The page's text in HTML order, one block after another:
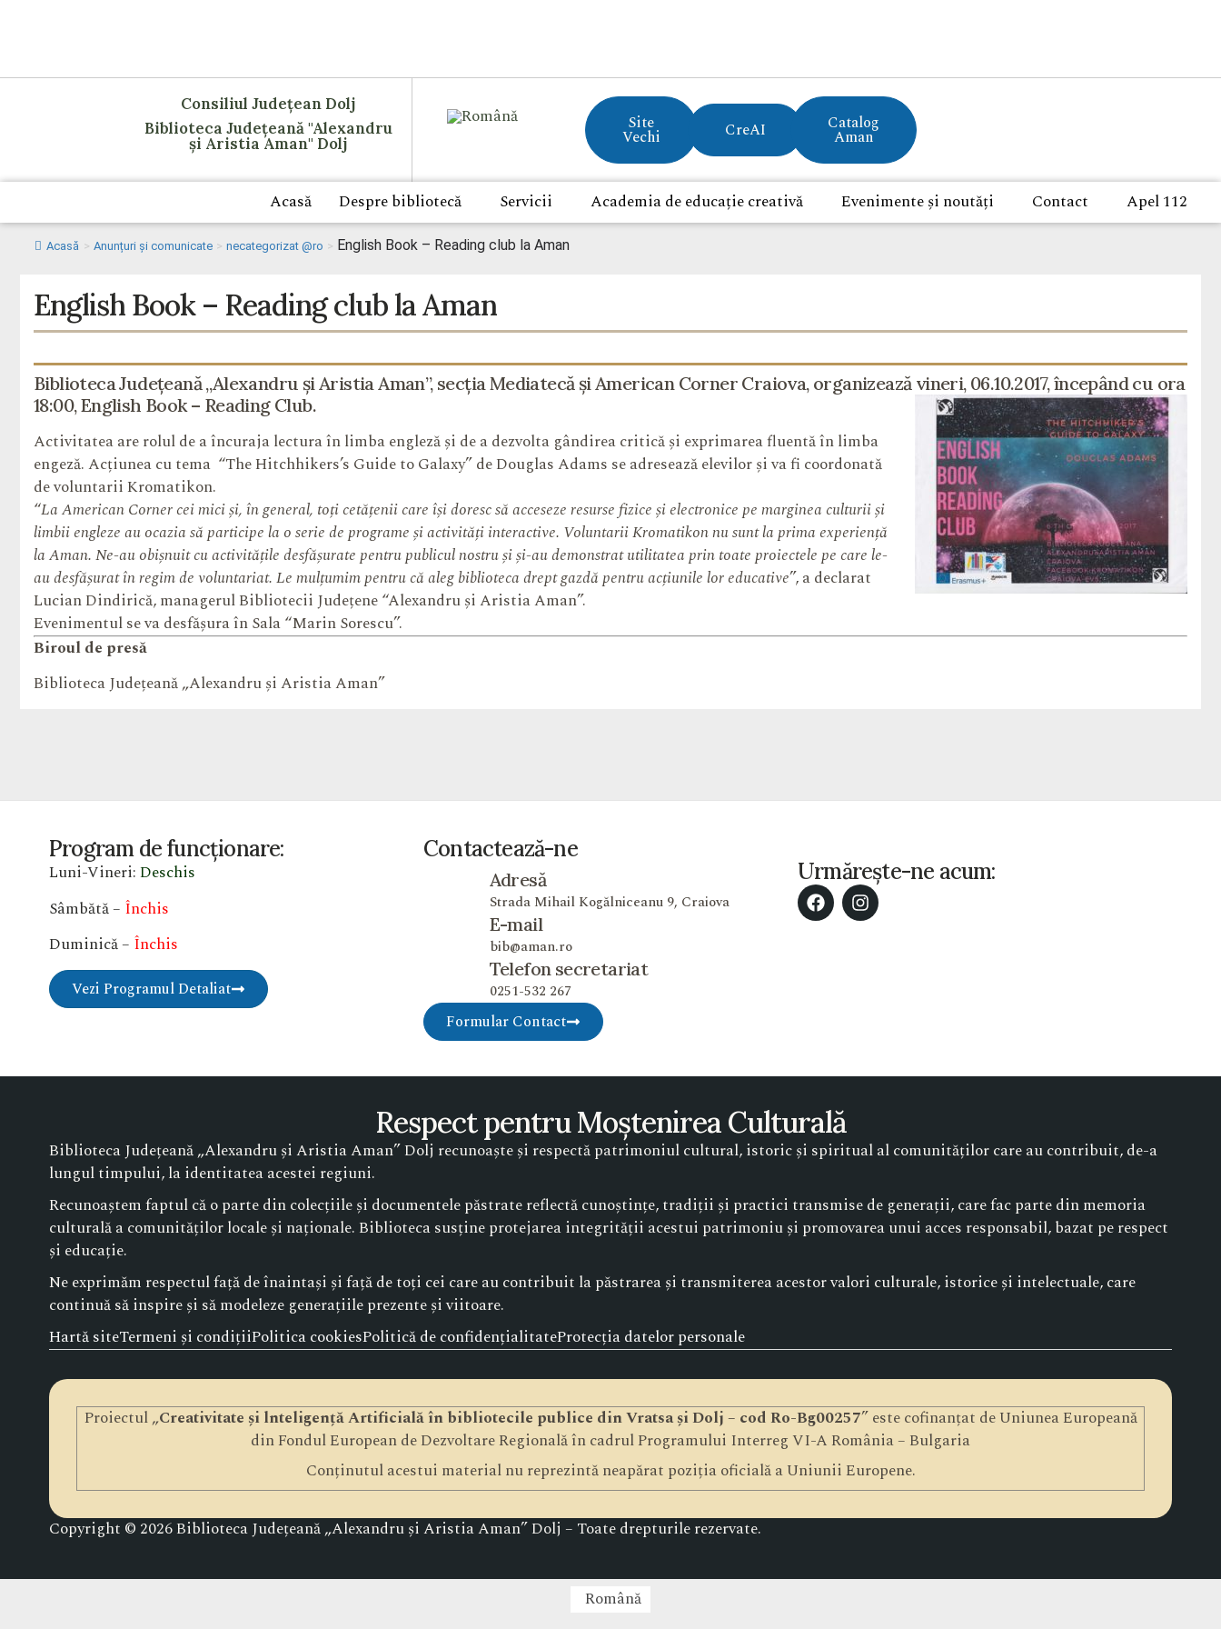
Consiliul Județean Dolj
Biblioteca Județeană "Alexandru
și Aristia Aman" Dolj
Site
Vechi CreAI Catalog
Aman
Acasă Despre bibliotecă Servicii Academia de educație creativă Evenimente și noutăți Contact Apel 112
Acasă > Anunțuri și comunicate > necategorizat @ro > English Book – Reading club la Aman
English Book – Reading club la Aman
Biblioteca Județeană „Alexandru și Aristia Aman”, secția Mediatecă și American Corner Craiova, organizează vineri, 06.10.2017, începând cu ora
18:00, English Book – Reading Club.
Activitatea are rolul de a încuraja lectura în limba engleză și de a dezvolta gândirea critică și exprimarea fluentă în limba
engeză. Acțiunea cu tema “The Hitchhikers’s Guide to Galaxy” de Douglas Adams se adresează elevilor și va fi coordonată
de voluntarii Kromatikon.
“La American Corner cei mici și, în general, toți cetățenii care își doresc să acceseze resurse fizice și electronice pe marginea culturii și
limbii engleze au ocazia să participe la o serie de programe și activități interactive. Voluntarii Kromatikon nu sunt la prima experiență
la Aman. Ne-au obișnuit cu activitățile desfășurate pentru publicul nostru și și-au demonstrat utilitatea prin toate proiectele pe care le-
au desfășurat în regim de voluntariat. Le mulțumim pentru că aleg biblioteca drept gazdă pentru acțiunile lor educative”, a declarat
Lucian Dindirică, managerul Bibliotecii Județene “Alexandru și Aristia Aman”.
Evenimentul se va desfășura în Sala “Marin Sorescu”.
Biroul de presă
Biblioteca Județeană „Alexandru și Aristia Aman”
Program de funcționare:
Luni-Vineri:Deschis
Sâmbătă – Închis
Duminică – Închis
Vezi Programul Detaliat
Contactează-ne
Adresă
Strada Mihail Kogălniceanu 9, Craiova
E-mail
bib@aman.ro
Telefon secretariat
0251-532 267
Formular Contact
Urmărește-ne acum:
Respect pentru Moștenirea Culturală
Biblioteca Județeană „Alexandru și Aristia Aman” Dolj recunoaște și respectă patrimoniul cultural, istoric și spiritual al comunităților care au contribuit, de-a
lungul timpului, la identitatea acestei regiuni.
Recunoaștem faptul că o parte din colecțiile și documentele păstrate reflectă cunoștințe, tradiții și practici transmise de generații, care fac parte din memoria
culturală a comunităților locale și naționale. Biblioteca susține protejarea integrității acestui patrimoniu și promovarea unui acces responsabil, bazat pe respect
și educație.
Ne exprimăm respectul față de înaintași și față de toți cei care au contribuit la păstrarea și transmiterea acestor valori culturale, istorice și intelectuale, care
continuă să inspire și să modeleze generațiile prezente și viitoare.
Hartă siteTermeni și condițiiPolitica cookiesPolitică de confidențialitateProtecția datelor personale
Proiectul „Creativitate și lnteligență Artificială în bibliotecile publice din Vratsa și Dolj – cod Ro-Bg00257” este cofinanțat de Uniunea Europeană
din Fondul European de Dezvoltare Regională în cadrul Programului Interreg VI-A România – Bulgaria
Conținutul acestui material nu reprezintă neapărat poziția oficială a Uniunii Europene.
Copyright © 2026 Biblioteca Județeană „Alexandru și Aristia Aman” Dolj – Toate drepturile rezervate.
Română